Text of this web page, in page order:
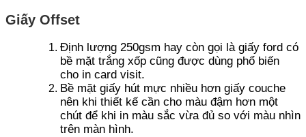
Giấy Offset
Định lượng 250gsm hay còn gọi là giấy ford có
bề mặt trắng xốp cũng được dùng phổ biến
cho in card visit.
Bề mặt giấy hút mực nhiều hơn giấy couche
nên khi thiết kế cần cho màu đậm hơn một
chút để khi in màu sắc vừa đủ so với màu nhìn
trên màn hình.